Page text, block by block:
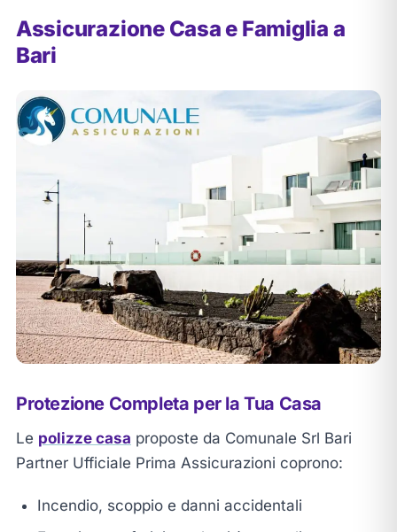
Assicurazione Casa e Famiglia a
Bari
Protezione Completa per la Tua Casa
Le polizze casa proposte da Comunale Srl Bari
Partner Ufficiale Prima Assicurazioni coprono:
Incendio, scoppio e danni accidentali